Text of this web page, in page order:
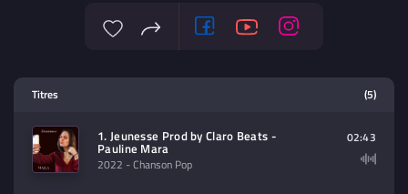
contenu à lire (audio/video)
Titres (5)
1. Jeunesse Prod by Claro Beats -
Pauline Mara
2022 - Chanson Pop
02:43